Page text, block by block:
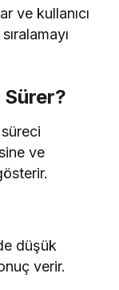
ve kullanıcı
ve
düşük
verir.